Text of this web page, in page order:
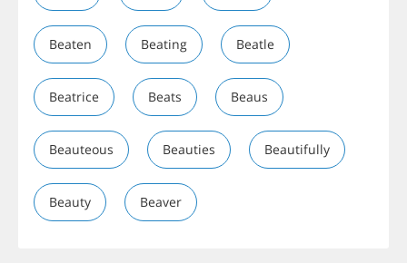
Beaten Beating Beatle
Beatrice Beats Beaus
Beauteous Beauties Beautifully
Beauty Beaver